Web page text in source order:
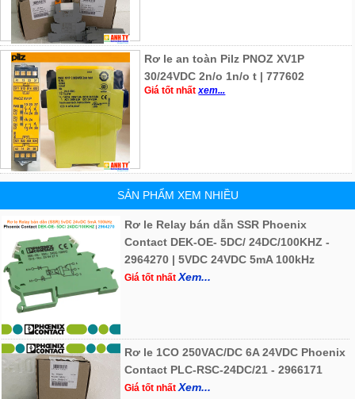
Rơ le an toàn Pilz PNOZ XV1P
30/24VDC 2n/o 1n/o t | 777602
Giá tốt nhấtxem...
SẢN PHẨM XEM NHIỀU
Rơ le Relay bán dẫn SSR Phoenix
Contact DEK-OE- 5DC/ 24DC/100KHZ -
2964270 | 5VDC 24VDC 5mA 100kHz
Giá tốt nhấtXem...
Rơ le 1CO 250VAC/DC 6A 24VDC Phoenix
Contact PLC-RSC-24DC/21 - 2966171
Giá tốt nhấtXem...